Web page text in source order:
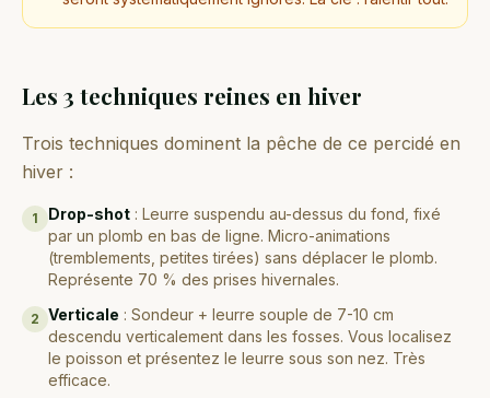
Les 3 techniques reines en hiver
Trois techniques dominent la pêche de ce percidé en
hiver :
1 Drop-shot : Leurre suspendu au-dessus du fond, fixé
par un plomb en bas de ligne. Micro-animations
(tremblements, petites tirées) sans déplacer le plomb.
Représente 70 % des prises hivernales.
2 Verticale : Sondeur + leurre souple de 7-10 cm
descendu verticalement dans les fosses. Vous localisez
le poisson et présentez le leurre sous son nez. Très
efficace.